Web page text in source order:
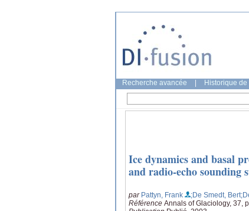
Recherche avancée Historique
Ice dynamics and basal
and radio-echo sounding
par Pattyn, Frank ;De Smedt, Bert
Référence Annals of Glaciology, 37,